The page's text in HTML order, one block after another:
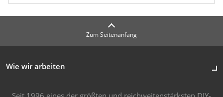
Zum Seitenanfang
Wie wir arbeiten